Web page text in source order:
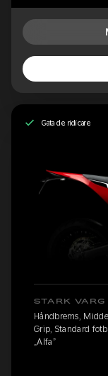
Gata de ridicare
STARK VARG
Håndbrems,
Grip, Standard
„Alfa”